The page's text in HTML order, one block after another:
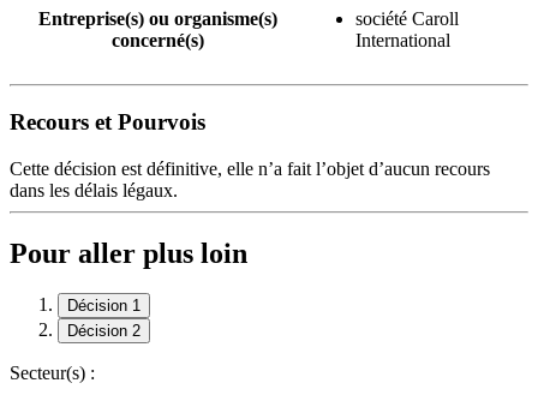
Entreprise(s) ou organisme(s)
concerné(s)
société Caroll
International
Recours et Pourvois
Cette décision est définitive, elle n’a fait l’objet d’aucun recours
dans les délais légaux.
Pour aller plus loin
Décision 1
Décision 2
Secteur(s) :